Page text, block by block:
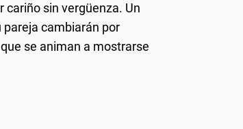
cariño sin vergüenza. Un
pareja cambiarán por
se animan a mostrarse